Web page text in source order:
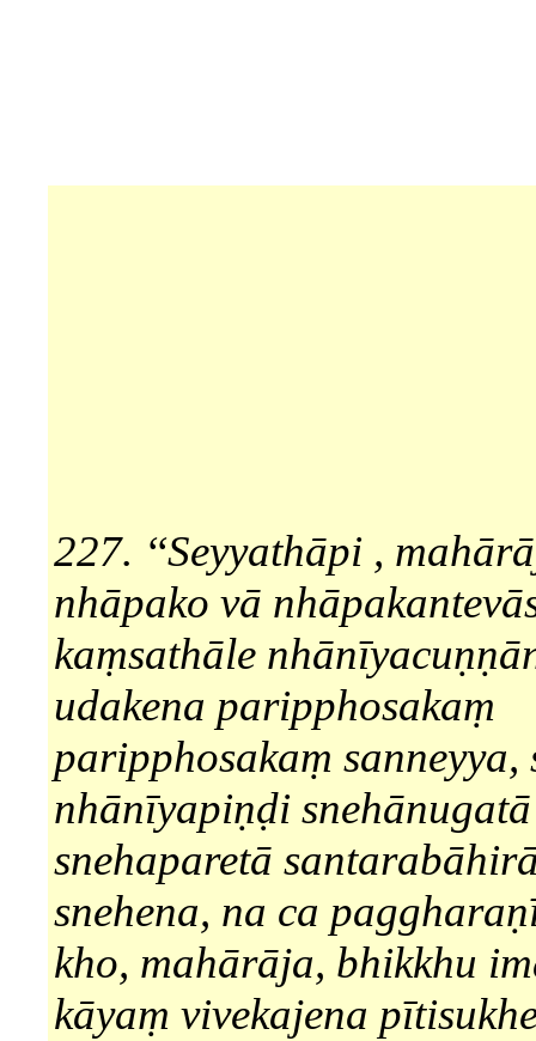
227. ‘‘Seyyathāpi ,
nhāpako vā
kaṃsathāle
udakena paripphosakaṃ
paripphosakaṃ sanneyya,
nhānīyapiṇḍi snehānugatā
snehaparetā
snehena, na ca
kho, mahārāja, bhikkhu
kāyaṃ vivekajena